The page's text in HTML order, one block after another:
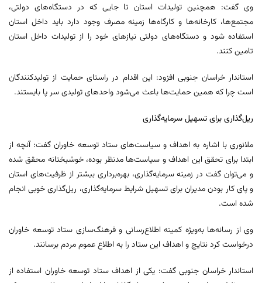
وی گفت: همچنین تولیدات استان تا جایی که در دستگاه‌های دولتی،
مجتمع‌ها، کارخانه‌ها و کارگاه‌ها زمینه مصرف وجود دارد باید داخل استان
استفاده شود و دستگاه‌های دولتی نیازهای خود را از تولیدات داخل استان
تامین کنند.
استاندار خراسان جنوبی افزود: این اقدام در راستای حمایت از تولیدکنندگان
است چرا که همین حمایت‌ها باعث می‌شود واحدهای تولیدی سر پا بایستند.
ریل‌گذاری برای تسهیل سرمایه‌گذاری
ملانوری با اشاره به اهداف و سیاست‌های ستاد توسعه خاوران گفت: آنچه از
ابتدا برای تحقق این اهداف و سیاست‌ها مدنظر بوده، خوشبختانه محقق شده
و می‌توان گفت در زمینه سرمایه‌گذاری، بهره‌برداری بیشتر از ظرفیت‌های استان
و پای کار بودن مدیران برای تسهیل شرایط سرمایه‌گذاری، ریل‌گذاری خوبی انجام
شده است.
وی از رسانه‌ها به‌ویژه کمیته اطلاع‌رسانی و فرهنگ‌سازی ستاد توسعه خاوران
درخواست کرد نتایج و اهداف این ستاد را به اطلاع عموم مردم برسانند.
استاندار خراسان جنوبی گفت: یکی از اهداف ستاد توسعه خاوران استفاده از